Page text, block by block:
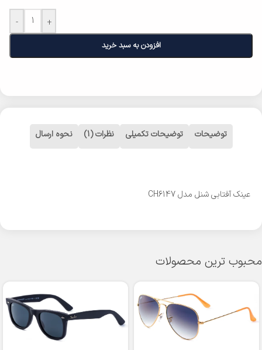
- +
افزودن به سبد خرید
توضیحات توضیحات تکمیلی نظرات (1) نحوه ارسال
عینک آفتابی شنل مدل CH6147
محبوب ترین محصولات